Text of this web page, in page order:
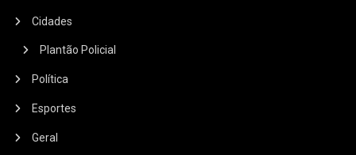
Cidades
Plantão Policial
Política
Esportes
Geral